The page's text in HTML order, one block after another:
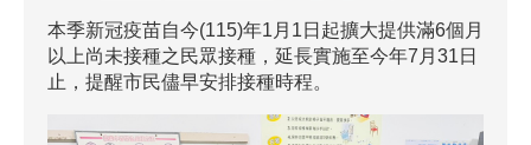
本季新冠疫苗自今(115)年1月1日起擴大提供滿6個月
以上尚未接種之民眾接種，延長實施至今年7月31日
止，提醒市民儘早安排接種時程。